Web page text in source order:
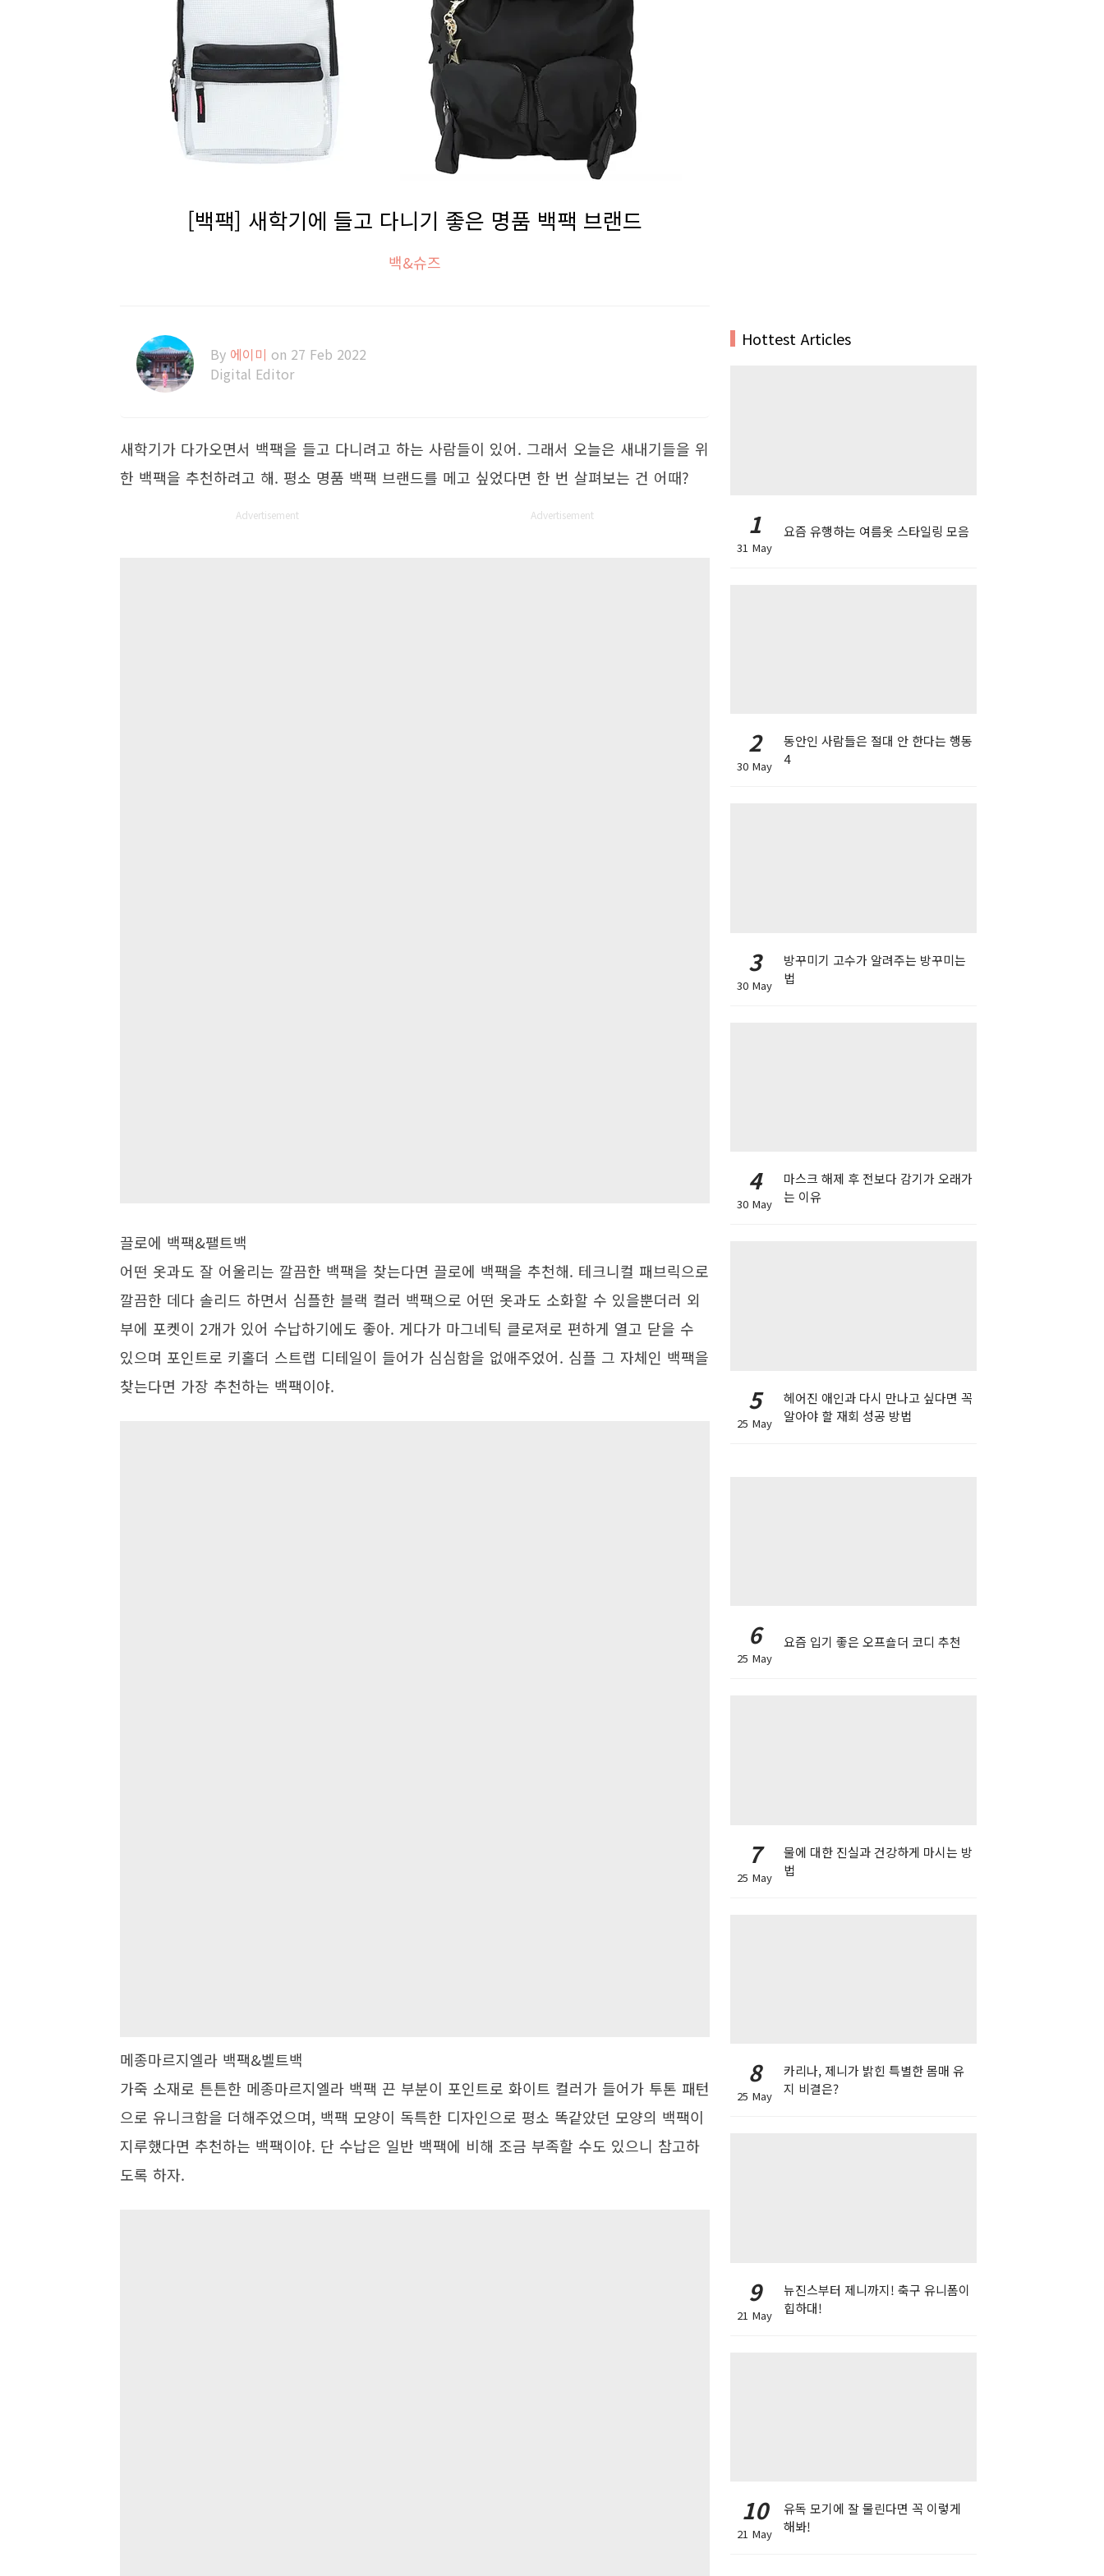
[백팩] 새학기에 들고 다니기 좋은 명품 백팩 브랜드
백&슈즈
By 에이미 on 27 Feb 2022
Digital Editor
새학기가 다가오면서 백팩을 들고 다니려고 하는 사람들이 있어. 그래서 오늘은 새내기들을 위
한 백팩을 추천하려고 해. 평소 명품 백팩 브랜드를 메고 싶었다면 한 번 살펴보는 건 어때?
Advertisement Advertisement
끌로에 백팩&팰트백
어떤 옷과도 잘 어울리는 깔끔한 백팩을 찾는다면 끌로에 백팩을 추천해. 테크니컬 패브릭으로
깔끔한 데다 솔리드 하면서 심플한 블랙 컬러 백팩으로 어떤 옷과도 소화할 수 있을뿐더러 외
부에 포켓이 2개가 있어 수납하기에도 좋아. 게다가 마그네틱 클로져로 편하게 열고 닫을 수
있으며 포인트로 키홀더 스트랩 디테일이 들어가 심심함을 없애주었어. 심플 그 자체인 백팩을
찾는다면 가장 추천하는 백팩이야.
메종마르지엘라 백팩&벨트백
가죽 소재로 튼튼한 메종마르지엘라 백팩 끈 부분이 포인트로 화이트 컬러가 들어가 투톤 패턴
으로 유니크함을 더해주었으며, 백팩 모양이 독특한 디자인으로 평소 똑같았던 모양의 백팩이
지루했다면 추천하는 백팩이야. 단 수납은 일반 백팩에 비해 조금 부족할 수도 있으니 참고하
도록 하자.
Hottest Articles
1
31 May
요즘 유행하는 여름옷 스타일링 모음
2
30 May
동안인 사람들은 절대 안 한다는 행동
4
3
30 May
방꾸미기 고수가 알려주는 방꾸미는
법
4
30 May
마스크 해제 후 전보다 감기가 오래가
는 이유
5
25 May
헤어진 애인과 다시 만나고 싶다면 꼭
알아야 할 재회 성공 방법
6
25 May
요즘 입기 좋은 오프숄더 코디 추천
7
25 May
물에 대한 진실과 건강하게 마시는 방
법
8
25 May
카리나, 제니가 밝힌 특별한 몸매 유
지 비결은?
9
21 May
뉴진스부터 제니까지! 축구 유니폼이
힙하대!
10
21 May
유독 모기에 잘 물린다면 꼭 이렇게
해봐!